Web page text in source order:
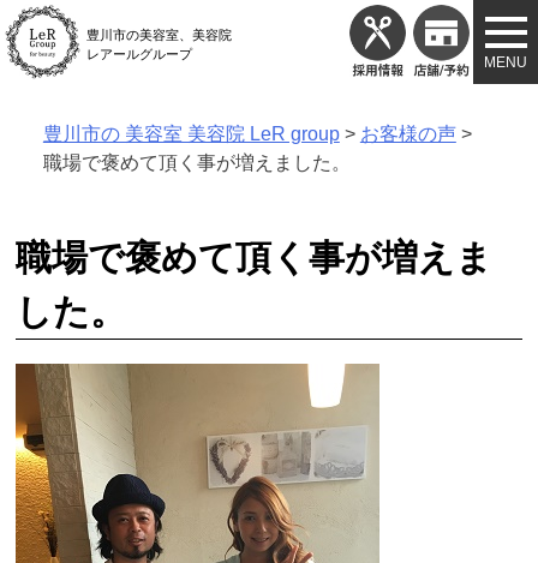
Skip
to
content
豊川市の美容室、美容院
レアールグループ
豊川市の 美容室 美容院 LeR group> お客様の声>
職場で褒めて頂く事が増えました。
職場で褒めて頂く事が増えま
した。